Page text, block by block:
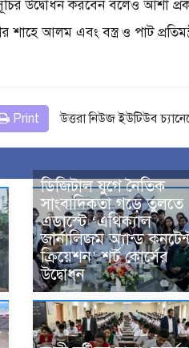
উদ্বোধন করবেন বলেও আশা
শাহে আলম এবং বস্ত্র ও পাট
Print উত্তরা নিউজ ইউটিউব
ডিজিটাল যুগে নৈতিক
সাংবাদিকতা গড়ে তুলতে
এডাস্টে ‘এথিক্যাল
জার্নালিজম অ্যান্ড
ক্রিয়েশন’ শর্ট কোর্সের
উদ্বোধন